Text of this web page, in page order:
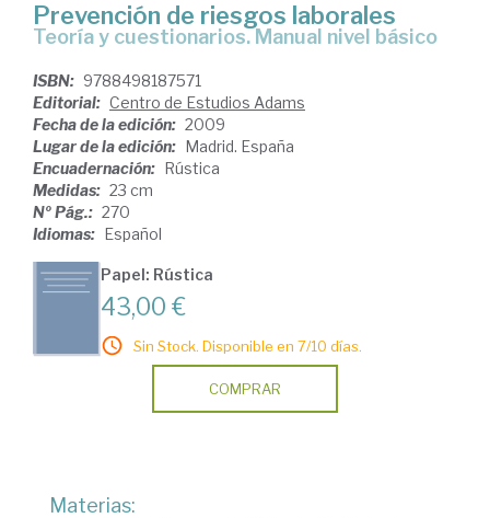
Prevención de riesgos laborales
teoría y cuestionarios. Manual nivel básico
ISBN: 9788498187571
Editorial: Centro de Estudios Adams
Fecha de la edición: 2009
Lugar de la edición: Madrid. España
Encuadernación: Rústica
Medidas: 23 cm
Nº Pág.: 270
Idiomas: Español
Papel: Rústica
43,00 €
Sin Stock. Disponible en 7/10 días.
COMPRAR
Materias: